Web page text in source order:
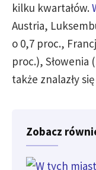
kilku kwartałów.
Austria,
o 0,7 proc.,
proc.), Słowenia
także znalazły
Zobacz